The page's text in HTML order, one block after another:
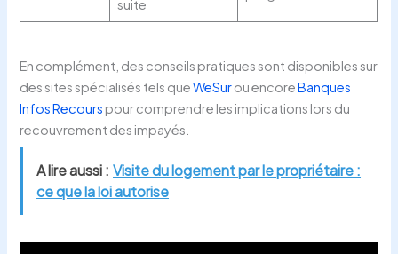
suite
En complément, des conseils pratiques sont disponibles sur
des sites spécialisés tels queWeSurou encoreBanques
Infos Recours pour comprendre les implications lors du
recouvrement des impayés.
A lire aussi : Visite du logement par le propriétaire :
ce que la loi autorise